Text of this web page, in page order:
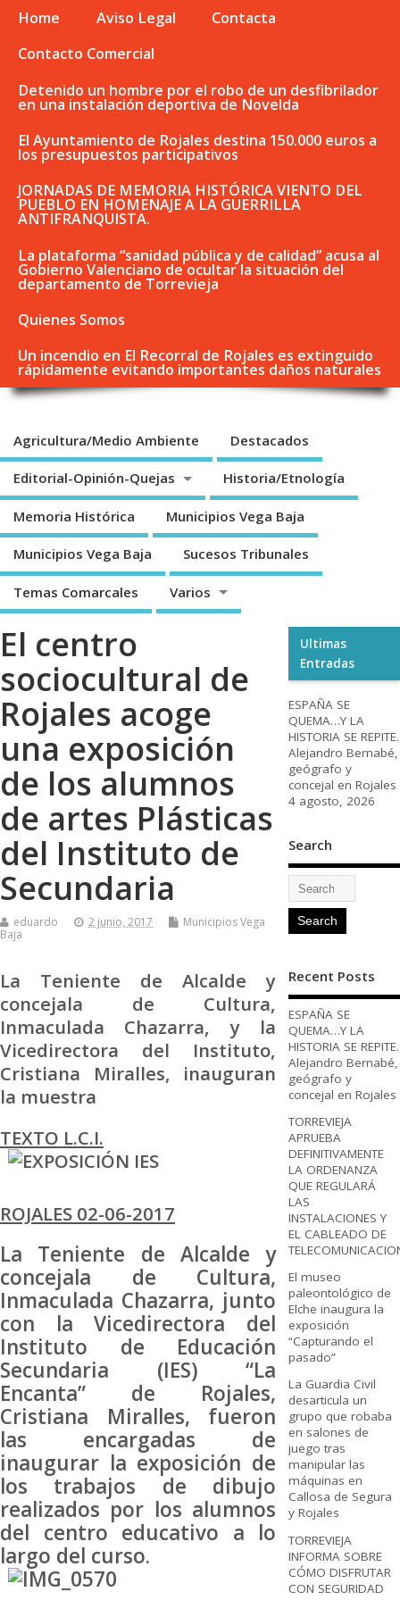
Home Aviso Legal
Contacta
Contacto Comercial
Detenido un hombre por el robo de un desfibrilador
en una instalación deportiva de Novelda
El Ayuntamiento de Rojales destina 150.000 euros a
los presupuestos participativos
JORNADAS DE MEMORIA HISTÓRICA VIENTO DEL
PUEBLO EN HOMENAJE A LA GUERRILLA
ANTIFRANQUISTA.
La plataforma “sanidad pública y de calidad” acusa al
Gobierno Valenciano de ocultar la situación del
departamento de Torrevieja
Quienes Somos
Un incendio en El Recorral de Rojales es extinguido
rápidamente evitando importantes daños naturales
Agricultura/Medio Ambiente Destacados
Editorial-Opinión-Quejas Historia/Etnología
Memoria Histórica Municipios Vega Baja
Municipios Vega Baja Sucesos Tribunales
Temas Comarcales Varios
El centro
sociocultural de
Rojales acoge
una exposición
de los alumnos
de artes Plásticas
del Instituto de
Secundaria
eduardo 2 junio, 2017
Municipios Vega
Baja
La Teniente de Alcalde y
concejala de Cultura,
Inmaculada Chazarra, y la
Vicedirectora del Instituto,
Cristiana Miralles, inauguran
la muestra
TEXTO L.C.I.
ROJALES 02-06-2017
La Teniente de Alcalde y
concejala de Cultura,
Inmaculada Chazarra, junto
con la Vicedirectora del
Instituto de Educación
Secundaria (IES) “La
Encanta” de Rojales,
Cristiana Miralles, fueron
las encargadas de
inaugurar la exposición de
los trabajos de dibujo
realizados por los alumnos
del centro educativo a lo
largo del curso.
Ultimas
Entradas
ESPAÑA SE
QUEMA…Y LA
HISTORIA SE REPITE.
Alejandro Bernabé,
geógrafo y
concejal en Rojales
4 agosto, 2026
Search
Recent Posts
ESPAÑA SE
QUEMA…Y LA
HISTORIA SE REPITE.
Alejandro Bernabé,
geógrafo y
concejal en Rojales
TORREVIEJA
APRUEBA
DEFINITIVAMENTE
LA ORDENANZA
QUE REGULARÁ
LAS
INSTALACIONES Y
EL CABLEADO DE
El museo
paleontológico de
Elche inaugura la
exposición
“Capturando el
pasado”
La Guardia Civil
desarticula un
grupo que robaba
en salones de
juego tras
manipular las
máquinas en
Callosa de Segura
y Rojales
TORREVIEJA
INFORMA SOBRE
CÓMO DISFRUTAR
CON SEGURIDAD